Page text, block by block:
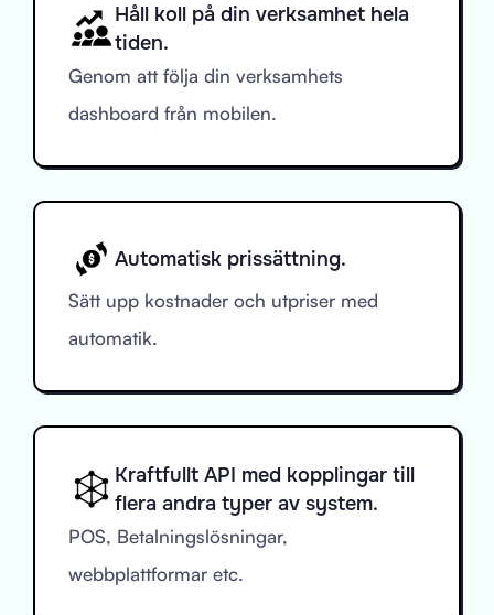
Håll koll på din verksamhet hela
tiden.
Genom att följa din verksamhets
dashboard från mobilen.
Automatisk prissättning.
Sätt upp kostnader och utpriser med
automatik.
Kraftfullt API med kopplingar till
flera andra typer av system.
POS, Betalningslösningar,
webbplattformar etc.